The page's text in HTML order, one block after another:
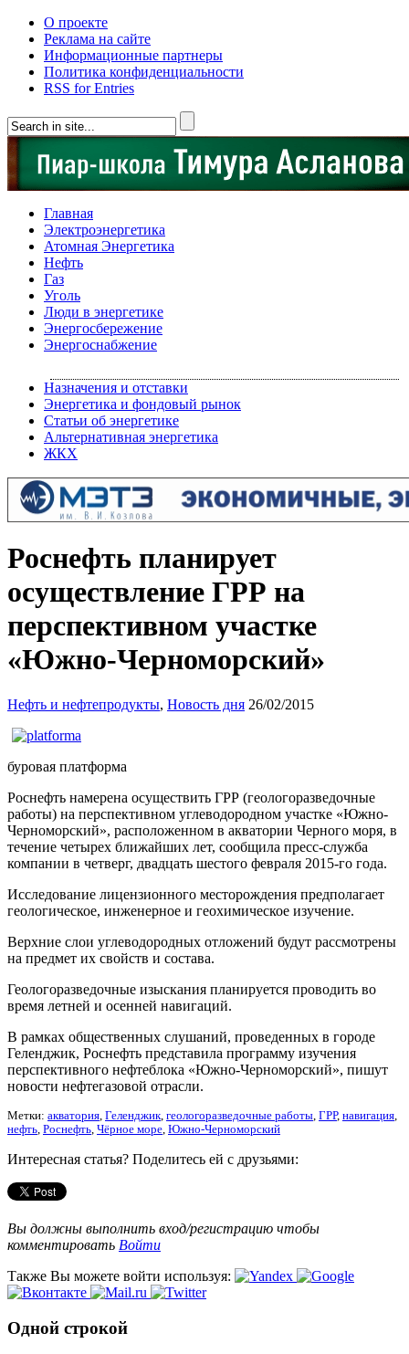
О проекте
Реклама на сайте
Информационные партнеры
Политика конфиденциальности
RSS for Entries
Главная
Электроэнергетика
Атомная Энергетика
Нефть
Газ
Уголь
Люди в энергетике
Энергосбережение
Энергоснабжение
Назначения и отставки
Энергетика и фондовый рынок
Статьи об энергетике
Альтернативная энергетика
ЖКХ
Роснефть планирует
осуществление ГРР на
перспективном участке
«Южно-Черноморский»
Нефть и нефтепродукты, Новость дня 26/02/2015
буровая платформа
Роснефть намерена осуществить ГРР (геологоразведочные
работы) на перспективном углеводородном участке «Южно-
Черноморский», расположенном в акватории Черного моря, в
течение четырех ближайших лет, сообщила пресс-служба
компании в четверг, двадцать шестого февраля 2015-го года.
Исследование лицензионного месторождения предполагает
геологическое, инженерное и геохимическое изучение.
Верхние слои углеводородных отложений будут рассмотрены
на предмет их свойств и состава.
Геологоразведочные изыскания планируется проводить во
время летней и осенней навигаций.
В рамках общественных слушаний, проведенных в городе
Геленджик, Роснефть представила программу изучения
перспективного нефтеблока «Южно-Черноморский», пишут
новости нефтегазовой отрасли.
Метки: акватория, Геленджик, геологоразведочные работы, ГРР, навигация,
нефть, Роснефть, Чёрное море, Южно-Черноморский
Интересная статья? Поделитесь ей с друзьями:
Вы должны выполнить вход/регистрацию чтобы
комментировать Войти
Также Вы можете войти используя:
Одной строкой